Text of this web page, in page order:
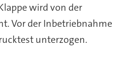
wird von der
Vor der Inbetriebnahme
unterzogen.